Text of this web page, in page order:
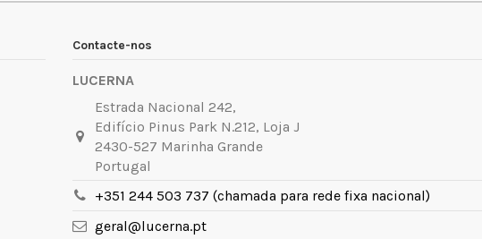
Contacte-nos
LUCERNA
Estrada Nacional 242,
Edifício Pinus Park N.212, Loja J
2430-527 Marinha Grande
Portugal
+351 244 503 737 (chamada para rede fixa nacional)
geral@lucerna.pt